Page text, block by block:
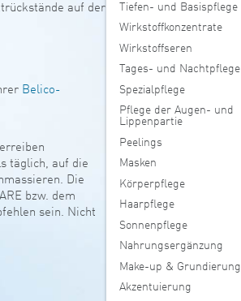
auf der
Belico-
täglich, auf die
Die
bzw. dem
sein. Nicht
Tiefen- und Basispflege
Wirkstoffkonzentrate
Wirkstoffseren
Tages- und Nachtpflege
Spezialpflege
Pflege der Augen- und
Lippenpartie
Peelings
Masken
Körperpflege
Haarpflege
Sonnenpflege
Nahrungsergänzung
Make-up & Grundierung
Akzentuierung